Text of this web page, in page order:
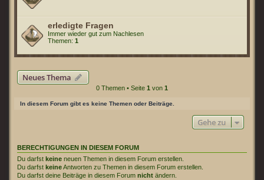
erledigte Fragen
Immer wieder gut zum Nachlesen
Themen: 1
Neues Thema
0 Themen • Seite 1 von 1
In diesem Forum gibt es keine Themen oder Beiträge.
Gehe zu
BERECHTIGUNGEN IN DIESEM FORUM
Du darfst keine neuen Themen in diesem Forum erstellen.
Du darfst keineAntworten zu Themen in diesem Forum erstellen.
Du darfst deine Beiträge in diesem Forum nicht ändern.